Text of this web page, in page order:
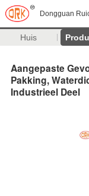
Dongguan
Huis
Aangepaste
Pakking,
Industrieel Deel